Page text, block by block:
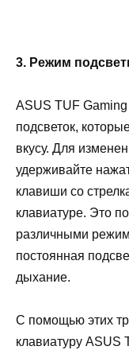
3. Режим
ASUS TUF
подсветок,
вкусу. Для
удерживайте
клавиши со
клавиатуре. Это
различными
постоянная
дыхание.
С помощью этих
клавиатуру ASUS